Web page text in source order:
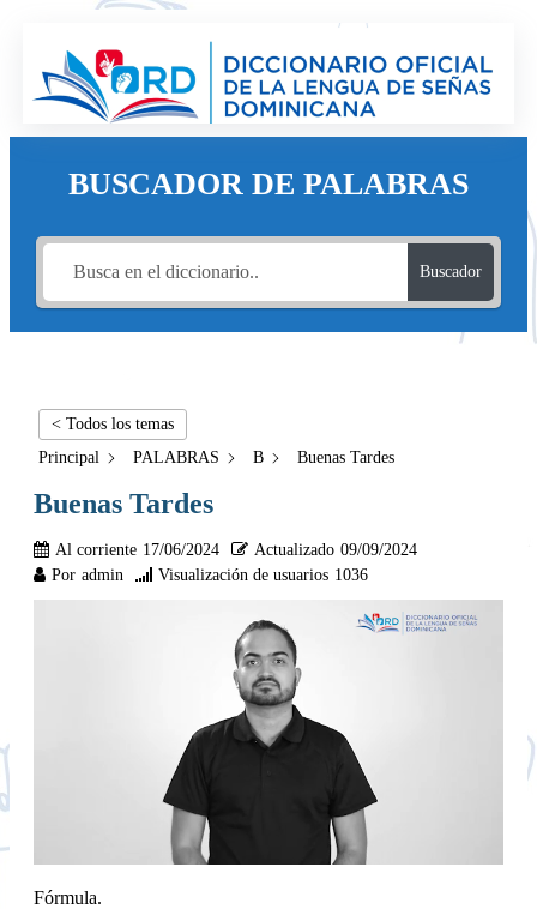
BUSCADOR DE PALABRAS
Buscador
< Todos los temas
Principal
PALABRAS B Buenas Tardes
Buenas Tardes
Al corriente 17/06/2024 Actualizado 09/09/2024
Por admin Visualización de usuarios 1036
Fórmula.